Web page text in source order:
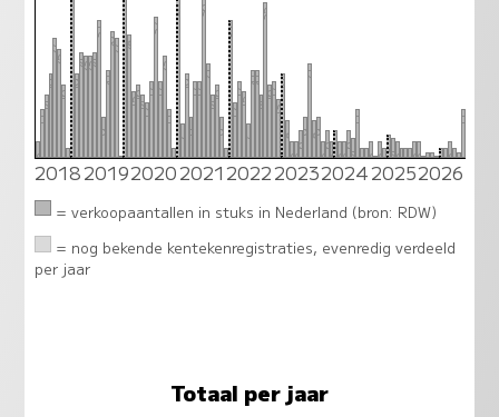
3
11
14
19
27
25
16
19
24
23
23
24
31
9
20
29
27
0
28
15
16
14
12
17
32
17
23
11
36
7
19
9
17
17
36
21
14
16
9
31
12
17
15
7
20
20
14
35
16
17
13
19
8
3
3
6
9
21
8
9
3
6
3
6
3
3
6
4
11
3
0
3
5
4
33
3
0
1
1
0
3
1
11
201820192020202120222023202420252026
= verkoopaantallen in stuks in Nederland (bron: RDW)
= nog bekende kentekenregistraties, evenredig verdeeld
per jaar
Totaal per jaar